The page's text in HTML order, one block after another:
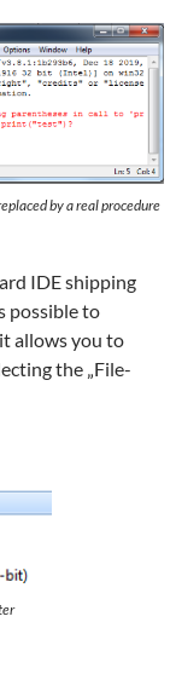
by a real procedure
IDE shipping
possible to
allows you to
the „File-